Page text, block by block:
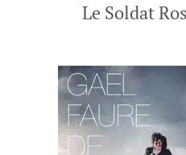
Le Soldat